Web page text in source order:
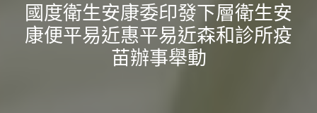
國度衛生安康委印發下層衛生安
康便平易近惠平易近森和診所疫
苗辦事舉動